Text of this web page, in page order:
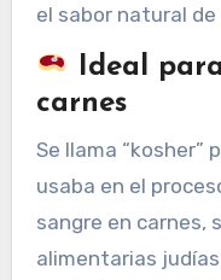
el sabor natural
Ideal
carnes
Se llama “kosher”
usaba en el
sangre en carnes,
alimentarias